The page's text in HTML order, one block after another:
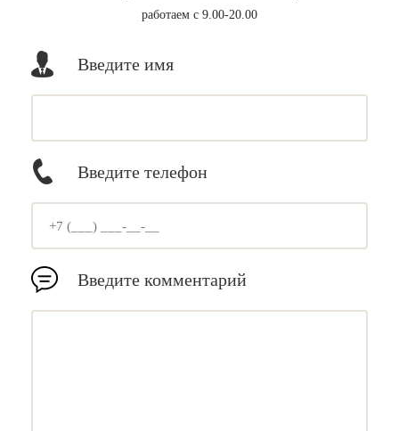
работаем с 9.00-20.00
Введите имя
Введите телефон
Введите комментарий